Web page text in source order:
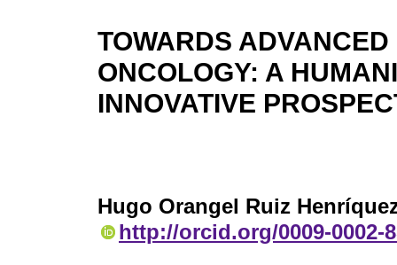
TOWARDS
ONCOLOGY: A
INNOVATIVE
Hugo Orangel Ruiz
http://orcid.org/0009-0002-